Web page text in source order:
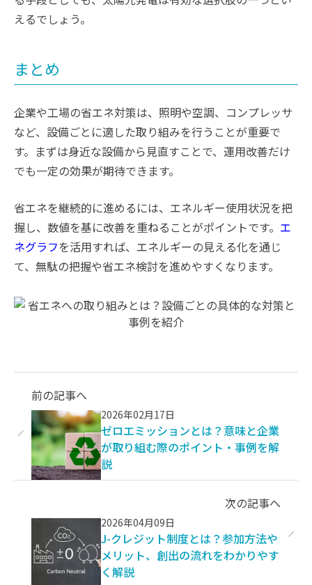
えるでしょう。
まとめ
企業や工場の省エネ対策は、照明や空調、コンプレッサ
など、設備ごとに適した取り組みを行うことが重要で
す。まずは身近な設備から見直すことで、運用改善だけ
でも一定の効果が期待できます。
省エネを継続的に進めるには、エネルギー使用状況を把
握し、数値を基に改善を重ねることがポイントです。 エ
ネグラフを活用すれば、エネルギーの見える化を通じ
て、無駄の把握や省エネ検討を進めやすくなります。
前の記事へ
2026年02月17日
ゼロエミッションとは？意味と企業
が取り組む際のポイント・事例を解
説
次の記事へ
2026年04月09日
J-クレジット制度とは？参加方法や
メリット、創出の流れをわかりやす
く解説